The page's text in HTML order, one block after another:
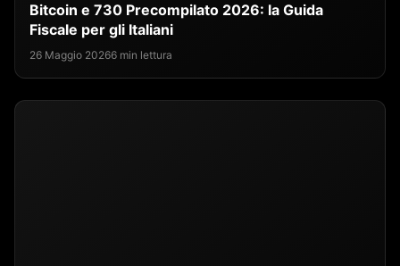
Bitcoin e 730 Precompilato 2026: la Guida
Fiscale per gli Italiani
26 Maggio 20266 min lettura